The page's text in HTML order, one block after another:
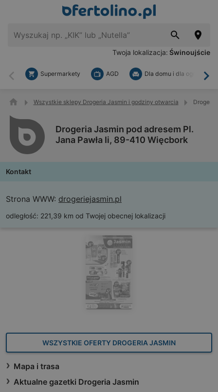
Twoja lokalizacja: Świnoujście
Wstecz
Supermarkety AGD Dla domu i dla ogrodu
Wszystkie sklepy Drogeria Jasmin i godziny otwarcia
Drogeria Jasmin pod adresem Pl.
Jana Pawła Ii, 89-410 Więcbork
Kontakt
Strona WWW: drogeriejasmin.pl
odległość: 221,39 km od Twojej obecnej lokalizacji
WSZYSTKIE OFERTY DROGERIA JASMIN
Mapa i trasa
Aktualne gazetki Drogeria Jasmin